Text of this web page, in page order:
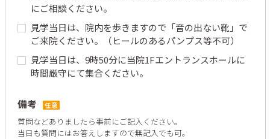
にご相談ください。
見学当日は、院内を歩きますので「音の出ない靴」で
ご来院ください。（ヒールのあるパンプス等不可）
見学当日は、9時50分に当院1Fエントランスホールに
時間厳守にて集合ください。
備考 任意
質問などありましたら事前にご記入ください。
当日も質問にはお答えしますので無記入でも可。